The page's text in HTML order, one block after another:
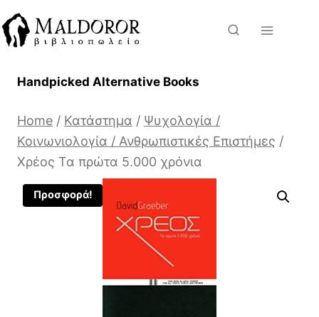
to
content
Handpicked Alternative Books
Home / Κατάστημα / Ψυχολογία /
Κοινωνιολογία / Ανθρωπιστικές Επιστήμες /
Χρέος Τα πρώτα 5.000 χρόνια
Προσφορά!